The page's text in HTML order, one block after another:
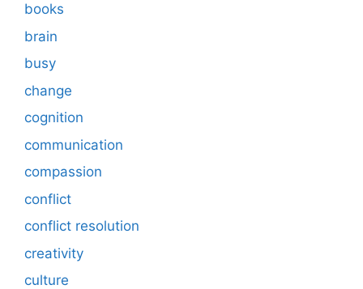
books
brain
busy
change
cognition
communication
compassion
conflict
conflict resolution
creativity
culture